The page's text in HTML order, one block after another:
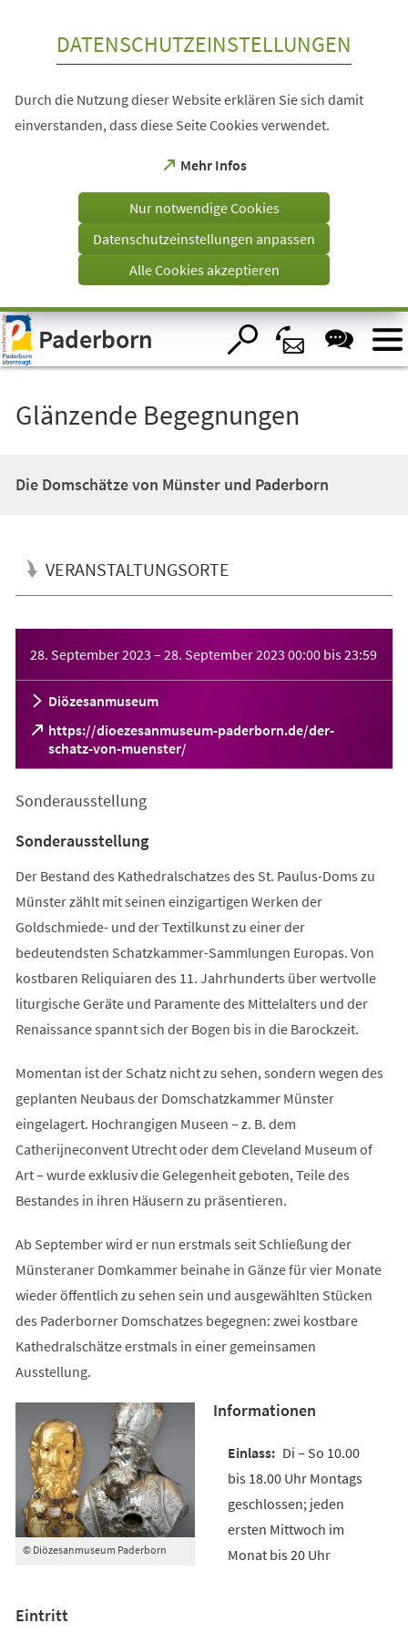
Visuelle
Assistenzsoftware
öffnen.
DATENSCHUTZEINSTELLUNGEN
Durch die Nutzung dieser Website erklären Sie sich damit
einverstanden, dass diese Seite Cookies verwendet.
Mehr Infos
(Öffnet
einem
Tab)
Nur notwendige Cookies
Datenschutzeinstellungen anpassen
Alle Cookies akzeptieren
Paderborn
Glänzende Begegnungen
Die Domschätze von Münster und Paderborn
VERANSTALTUNGSORTE
28. September 2023 – 28. September 2023 00:00 bis23:59
Diözesanmuseum
https://dioezesanmuseum-paderborn.de/der-
schatz-von-muenster/
(Öffnet
in
neuen
Sonderausstellung
Sonderausstellung
Der Bestand des Kathedralschatzes des St. Paulus-Doms zu
Münster zählt mit seinen einzigartigen Werken der
Goldschmiede- und der Textilkunst zu einer der
bedeutendsten Schatzkammer-Sammlungen Europas. Von
kostbaren Reliquiaren des 11. Jahrhunderts über wertvolle
liturgische Geräte und Paramente des Mittelalters und der
Renaissance spannt sich der Bogen bis in die Barockzeit.
Momentan ist der Schatz nicht zu sehen, sondern wegen des
geplanten Neubaus der Domschatzkammer Münster
eingelagert. Hochrangigen Museen – z. B. dem
Catherijneconvent Utrecht oder dem Cleveland Museum of
Art – wurde exklusiv die Gelegenheit geboten, Teile des
Bestandes in ihren Häusern zu präsentieren.
Ab September wird er nun erstmals seit Schließung der
Münsteraner Domkammer beinahe in Gänze für vier Monate
wieder öffentlich zu sehen sein und ausgewählten Stücken
des Paderborner Domschatzes begegnen: zwei kostbare
Kathedralschätze erstmals in einer gemeinsamen
Ausstellung.
© Diözesanmuseum Paderborn
Informationen
Di – So 10.00
bis 18.00 Uhr Montags
geschlossen; jeden
ersten Mittwoch im
Monat bis 20 Uhr
Eintritt